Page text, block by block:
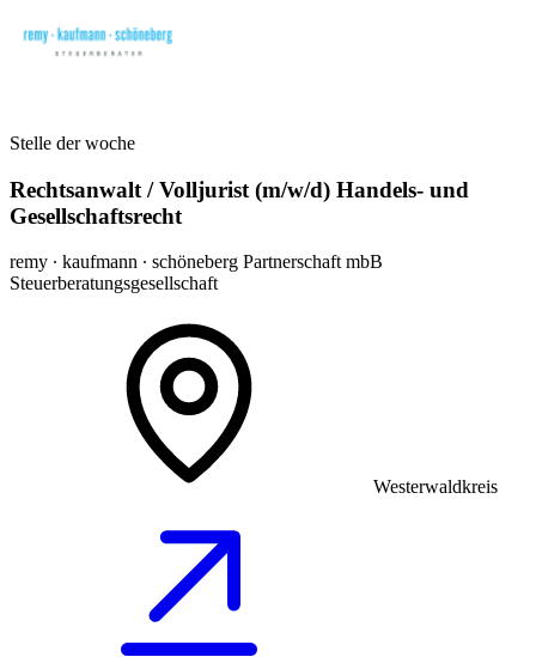
Stelle der woche
Rechtsanwalt / Volljurist (m/w/d) Handels- und
Gesellschaftsrecht
remy ∙ kaufmann ∙ schöneberg Partnerschaft mbB
Steuerberatungsgesellschaft
Westerwaldkreis